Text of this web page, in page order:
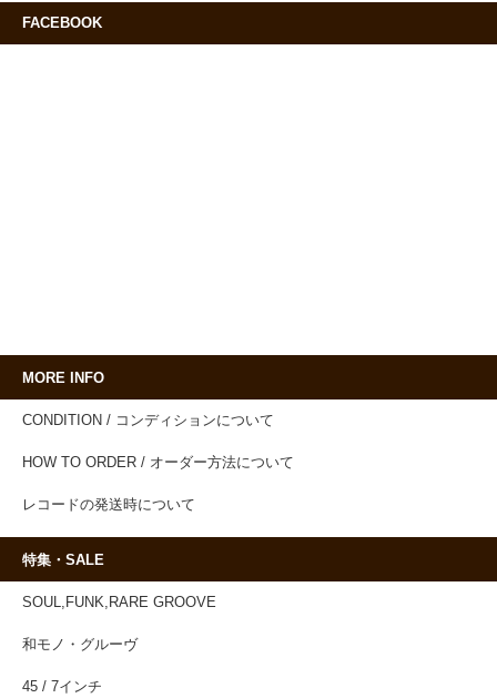
FACEBOOK
MORE INFO
CONDITION / コンディションについて
HOW TO ORDER / オーダー方法について
レコードの発送時について
特集・SALE
SOUL,FUNK,RARE GROOVE
和モノ・グルーヴ
45 / 7インチ